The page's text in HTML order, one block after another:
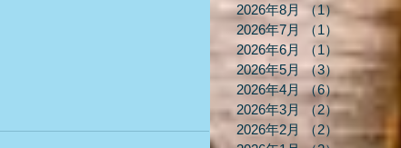
2026年8月 （1）
1件の記事
2026年7月
（1）
1件の記事
2026年6月
（1）1件の記事
2026年5月 （3）3件の記事
2026年4月 （6）6件の記事
2026年3月
（2）2件の記事
2026年2月
（2）2件の記事